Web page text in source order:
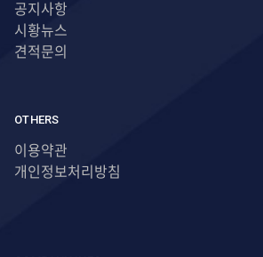
공지사항
시황뉴스
견적문의
OTHERS
이용약관
개인정보처리방침